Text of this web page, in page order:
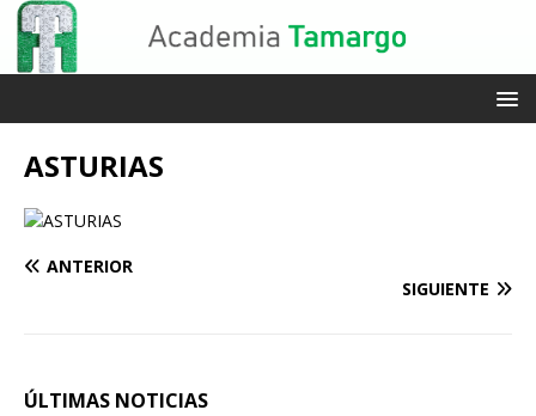
ASTURIAS
ANTERIOR
SIGUIENTE
ÚLTIMAS NOTICIAS